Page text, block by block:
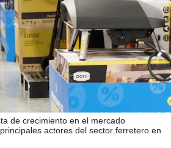
de crecimiento en el mercado
actores del sector ferretero en